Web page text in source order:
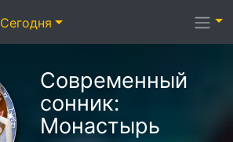
Современный
сонник:
Монастырь
Сегодня